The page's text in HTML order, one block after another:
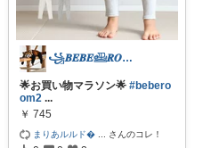
꧁𝑩𝑬𝑩𝑬𓊝𝑹𝑶𝑶𝑴꧂
🌟お買い物マラソン🌟 #bebero
om2 ...
￥ 745
まりあルルド さんのコレ！